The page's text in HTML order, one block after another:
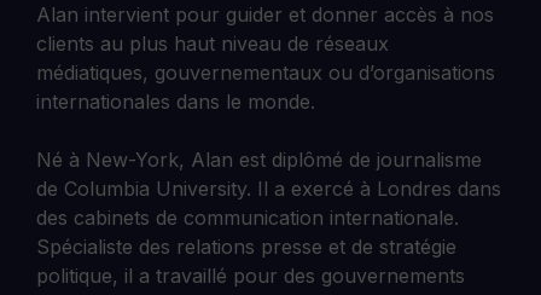
Alan intervient pour guider et donner accès à nos
clients au plus haut niveau de réseaux
médiatiques, gouvernementaux ou d’organisations
internationales dans le monde.
Né à New-York, Alan est diplômé de journalisme
de Columbia University. Il a exercé à Londres dans
des cabinets de communication internationale.
Spécialiste des relations presse et de stratégie
politique, il a travaillé pour des gouvernements